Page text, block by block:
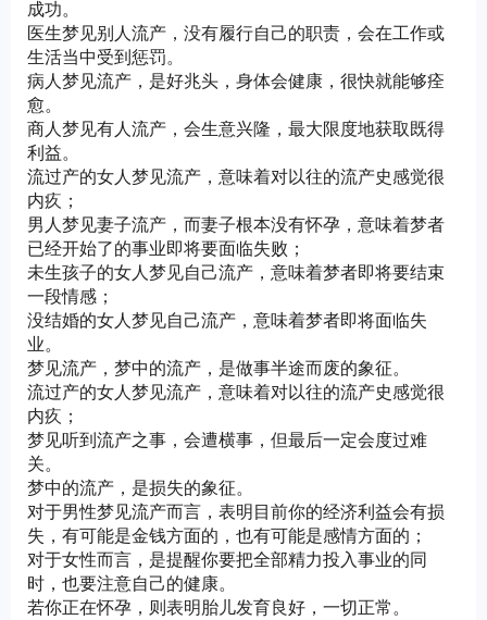
成功。
医生梦见别人流产，没有履行自己的职责，会在工作或
生活当中受到惩罚。
病人梦见流产，是好兆头，身体会健康，很快就能够痊
愈。
商人梦见有人流产，会生意兴隆，最大限度地获取既得
利益。
流过产的女人梦见流产，意味着对以往的流产史感觉很
内疚；
男人梦见妻子流产，而妻子根本没有怀孕，意味着梦者
已经开始了的事业即将要面临失败；
未生孩子的女人梦见自己流产，意味着梦者即将要结束
一段情感；
没结婚的女人梦见自己流产，意味着梦者即将面临失
业。
梦见流产，梦中的流产，是做事半途而废的象征。
流过产的女人梦见流产，意味着对以往的流产史感觉很
内疚；
梦见听到流产之事，会遭横事，但最后一定会度过难
关。
梦中的流产，是损失的象征。
对于男性梦见流产而言，表明目前你的经济利益会有损
失，有可能是金钱方面的，也有可能是感情方面的；
对于女性而言，是提醒你要把全部精力投入事业的同
时，也要注意自己的健康。
若你正在怀孕，则表明胎儿发育良好，一切正常。